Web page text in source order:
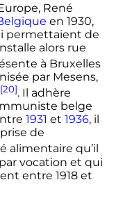
René
en 1930,
permettaient de
alors rue
à Bruxelles
par Mesens,
[20]. Il adhère
belge
1931 et 1936, il
de
alimentaire qu’il
vocation et qui
entre 1918 et